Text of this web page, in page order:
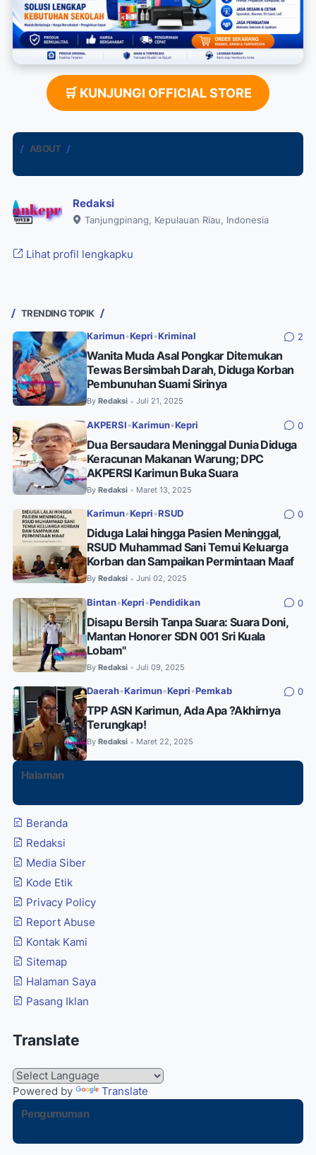
🛒 KUNJUNGI OFFICIAL STORE
ABOUT
Redaksi
Tanjungpinang, Kepulauan Riau, Indonesia
Lihat profil lengkapku
TRENDING TOPIK
Karimun•Kepri •Kriminal 2
Wanita Muda Asal Pongkar Ditemukan
Tewas Bersimbah Darah, Diduga Korban
Pembunuhan Suami Sirinya
By Redaksi • Juli 21, 2025
AKPERSI •Karimun•Kepri 0
Dua Bersaudara Meninggal Dunia Diduga
Keracunan Makanan Warung; DPC
AKPERSI Karimun Buka Suara
By Redaksi • Maret 13, 2025
Karimun•Kepri •RSUD 0
Diduga Lalai hingga Pasien Meninggal,
RSUD Muhammad Sani Temui Keluarga
Korban dan Sampaikan Permintaan Maaf
By Redaksi • Juni 02, 2025
Bintan•Kepri •Pendidikan 0
Disapu Bersih Tanpa Suara: Suara Doni,
Mantan Honorer SDN 001 Sri Kuala
Lobam"
By Redaksi • Juli 09, 2025
Daerah•Karimun•Kepri •Pemkab 0
TPP ASN Karimun, Ada Apa ?Akhirnya
Terungkap!
By Redaksi • Maret 22, 2025
Halaman
Beranda
Redaksi
Media Siber
Kode Etik
Privacy Policy
Report Abuse
Kontak Kami
Sitemap
Halaman Saya
Pasang Iklan
Translate
Powered by
Translate
Pengumuman